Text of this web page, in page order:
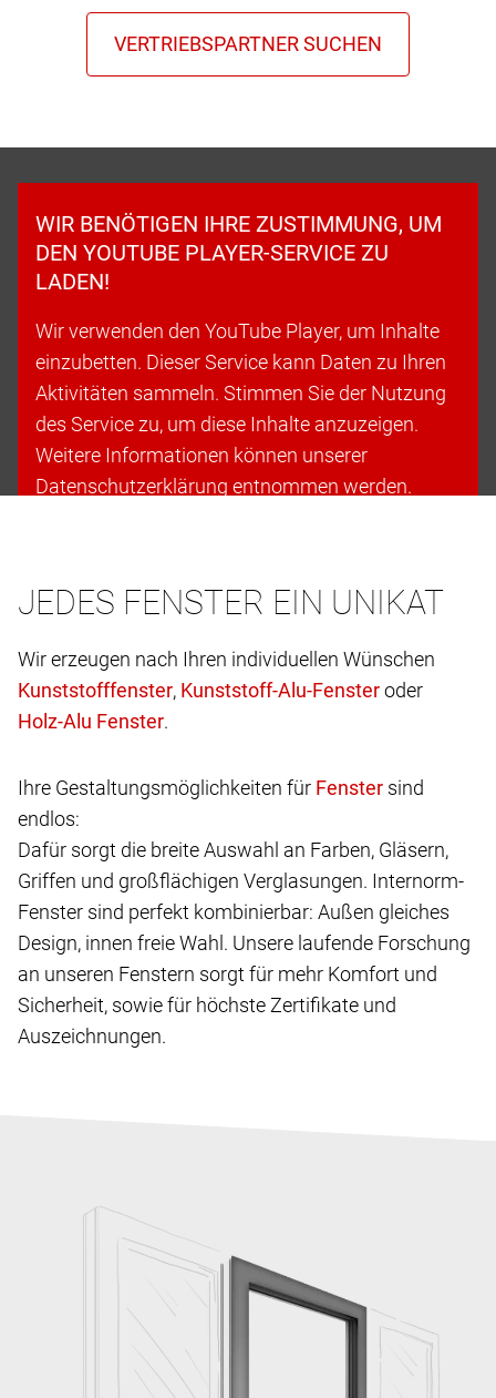
WIR BENÖTIGEN IHRE ZUSTIMMUNG, UM
DEN YOUTUBE PLAYER-SERVICE ZU
LADEN!
Wir verwenden den YouTube Player, um Inhalte
einzubetten. Dieser Service kann Daten zu Ihren
Aktivitäten sammeln. Stimmen Sie der Nutzung
des Service zu, um diese Inhalte anzuzeigen.
Weitere Informationen können unserer
Datenschutzerklärung entnommen werden.
JEDES FENSTER EIN UNIKAT
Wir erzeugen nach Ihren individuellen Wünschen
,
oder
.
Ihre Gestaltungsmöglichkeiten für
sind
endlos:
Dafür sorgt die breite Auswahl an Farben, Gläsern,
Griffen und großflächigen Verglasungen. Internorm-
Fenster sind perfekt kombinierbar: Außen gleiches
Design, innen freie Wahl. Unsere laufende Forschung
an unseren Fenstern sorgt für mehr Komfort und
Sicherheit, sowie für höchste Zertifikate und
Auszeichnungen.